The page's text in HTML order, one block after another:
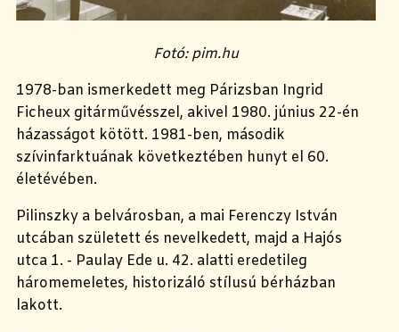
Fotó: pim.hu
1978-ban ismerkedett meg Párizsban Ingrid
Ficheux gitárművésszel, akivel 1980. június 22-én
házasságot kötött. 1981-ben, második
szívinfarktuának következtében hunyt el 60.
életévében.
Pilinszky a belvárosban, a mai Ferenczy István
utcában született és nevelkedett, majd a Hajós
utca 1. - Paulay Ede u. 42. alatti eredetileg
háromemeletes, historizáló stílusú bérházban
lakott.